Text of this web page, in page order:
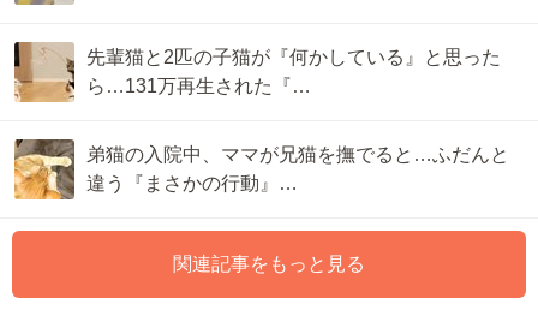
先輩猫と2匹の子猫が『何かしている』と思った
ら…131万再生された『…
弟猫の入院中、ママが兄猫を撫でると…ふだんと
違う『まさかの行動』…
関連記事をもっと見る